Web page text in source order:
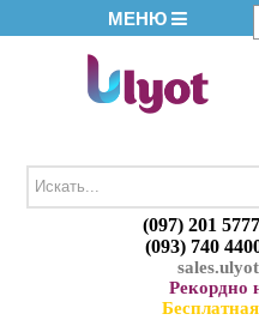
МЕНЮ
(097) 201 5777
(093) 740
Рекордно